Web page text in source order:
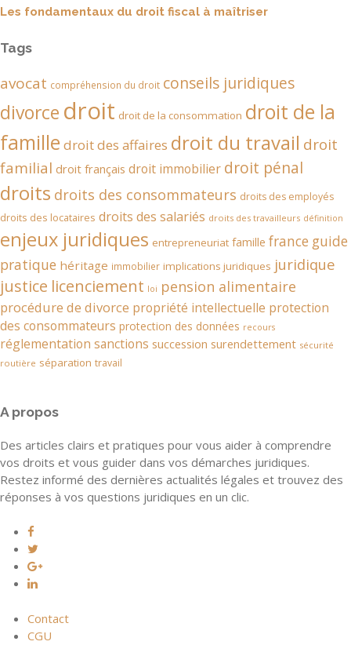
Les fondamentaux du droit fiscal à maîtriser
Tags
avocat compréhension du droit conseils juridiques
divorce droit droit de la consommation droit de la
famille droit des affaires droit du travail droit
familial droit français droit immobilier droit pénal
droits droits des consommateurs droits des employés
droits des locataires droits des salariés droits des travailleurs définition
enjeux juridiques entrepreneuriat famille france guide
pratique héritage immobilier implications juridiques juridique
justice licenciement loi pension alimentaire
procédure de divorce propriété intellectuelle protection
des consommateurs protection des données recours
réglementation sanctions succession surendettement sécurité
routière séparation travail
A propos
Des articles clairs et pratiques pour vous aider à comprendre
vos droits et vous guider dans vos démarches juridiques.
Restez informé des dernières actualités légales et trouvez des
réponses à vos questions juridiques en un clic.
Contact
CGU